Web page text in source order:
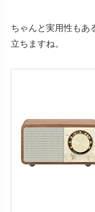
ちゃんと実用性もあ
立ちますね。